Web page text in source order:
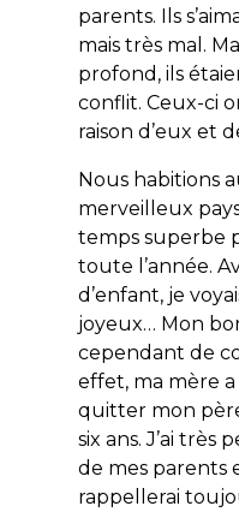
parents. Ils
mais très mal.
profond, ils
conflit. Ceux-ci
raison d’eux et
Nous habitions
merveilleux
temps superbe
toute l’année.
d’enfant, je
joyeux… Mon
cependant de
effet, ma mère a
quitter mon
six ans. J’ai très
de mes parents
rappellerai